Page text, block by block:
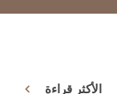
الأكثر قراءة